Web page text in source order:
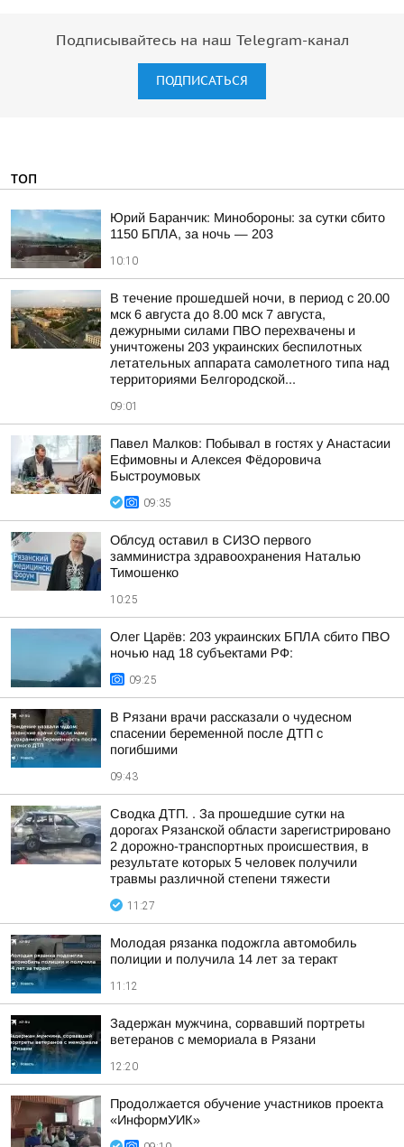
Подписывайтесь на наш Telegram-канал
ПОДПИСАТЬСЯ
ТОП
Юрий Баранчик: Минобороны: за сутки сбито
1150 БПЛА, за ночь — 203
10:10
В течение прошедшей ночи, в период с 20.00
мск 6 августа до 8.00 мск 7 августа,
дежурными силами ПВО перехвачены и
уничтожены 203 украинских беспилотных
летательных аппарата самолетного типа над
территориями Белгородской...
09:01
Павел Малков: Побывал в гостях у Анастасии
Ефимовны и Алексея Фёдоровича
Быстроумовых
09:35
Облсуд оставил в СИЗО первого
замминистра здравоохранения Наталью
Тимошенко
10:25
Олег Царёв: 203 украинских БПЛА сбито ПВО
ночью над 18 субъектами РФ:
09:25
В Рязани врачи рассказали о чудесном
спасении беременной после ДТП с
погибшими
09:43
Сводка ДТП. . За прошедшие сутки на
дорогах Рязанской области зарегистрировано
2 дорожно-транспортных происшествия, в
результате которых 5 человек получили
травмы различной степени тяжести
11:27
Молодая рязанка подожгла автомобиль
полиции и получила 14 лет за теракт
11:12
Задержан мужчина, сорвавший портреты
ветеранов с мемориала в Рязани
12:20
Продолжается обучение участников проекта
«ИнформУИК»